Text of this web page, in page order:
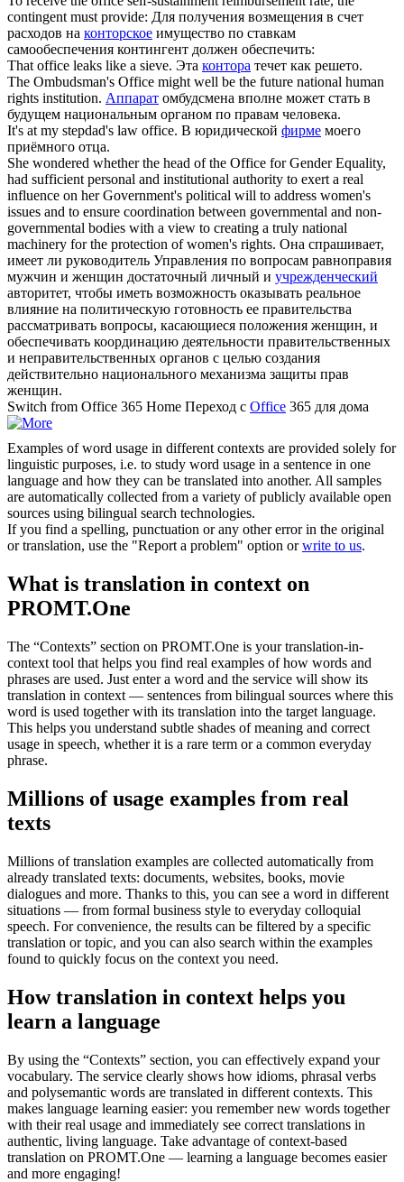
contingent must provide: Для получения возмещения в счет
расходов на конторское имущество по ставкам
самообеспечения контингент должен обеспечить:
Thatoffice leaks like a sieve. Эта контора течет как решето.
The Ombudsman's Office might well be the future national human
rights institution. Аппарат омбудсмена вполне может стать в
будущем национальным органом по правам человека.
It's at my stepdad's law office. В юридической фирме моего
приёмного отца.
She wondered whether the head of the Office for Gender Equality,
had sufficient personal and institutional authority to exert a real
influence on her Government's political will to address women's
issues and to ensure coordination between governmental and non-
governmental bodies with a view to creating a truly national
machinery for the protection of women's rights. Она спрашивает,
имеет ли руководитель Управления по вопросам равноправия
мужчин и женщин достаточный личный и учрежденческий
авторитет, чтобы иметь возможность оказывать реальное
влияние на политическую готовность ее правительства
рассматривать вопросы, касающиеся положения женщин, и
обеспечивать координацию деятельности правительственных
и неправительственных органов с целью создания
действительно национального механизма защиты прав
женщин.
Switch from Office 365 Home Переход с Office 365 для дома
Examples of word usage in different contexts are provided solely for
linguistic purposes, i.e. to study word usage in a sentence in one
language and how they can be translated into another. All samples
are automatically collected from a variety of publicly available open
sources using bilingual search technologies.
If you find a spelling, punctuation or any other error in the original
or translation, use the "Report a problem" option orwrite to us.
What is translation in context on
PROMT.One
The “Contexts” section on PROMT.One is your translation-in-
context tool that helps you find real examples of how words and
phrases are used. Just enter a word and the service will show its
translation in context — sentences from bilingual sources where this
word is used together with its translation into the target language.
This helps you understand subtle shades of meaning and correct
usage in speech, whether it is a rare term or a common everyday
phrase.
Millions of usage examples from real
texts
Millions of translation examples are collected automatically from
already translated texts: documents, websites, books, movie
dialogues and more. Thanks to this, you can see a word in different
situations — from formal business style to everyday colloquial
speech. For convenience, the results can be filtered by a specific
translation or topic, and you can also search within the examples
found to quickly focus on the context you need.
How translation in context helps you
learn a language
By using the “Contexts” section, you can effectively expand your
vocabulary. The service clearly shows how idioms, phrasal verbs
and polysemantic words are translated in different contexts. This
makes language learning easier: you remember new words together
with their real usage and immediately see correct translations in
authentic, living language. Take advantage of context-based
translation on PROMT.One — learning a language becomes easier
and more engaging!